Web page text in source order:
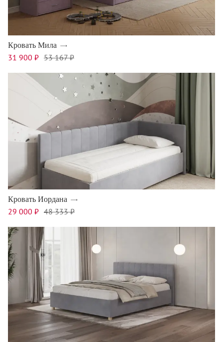
Кровать Мила
31 900 ₽ 53 167 ₽
Кровать Иордана
29 000 ₽ 48 333 ₽